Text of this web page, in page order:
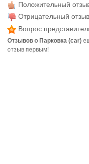
Положительный
Отрицательный отзыв
Вопрос
Отзывов о Парковка (car)
отзыв первым!